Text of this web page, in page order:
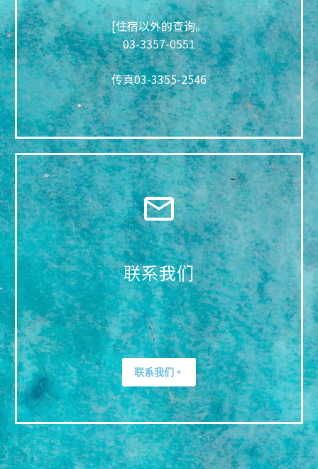
[住宿以外的查询。
03-3357-0551
传真03-3355-2546
联系我们
联系我们。